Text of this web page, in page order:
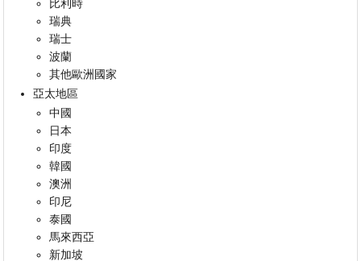
比利時
瑞典
瑞士
波蘭
其他歐洲國家
亞太地區
中國
日本
印度
韓國
澳洲
印尼
泰國
馬來西亞
新加坡